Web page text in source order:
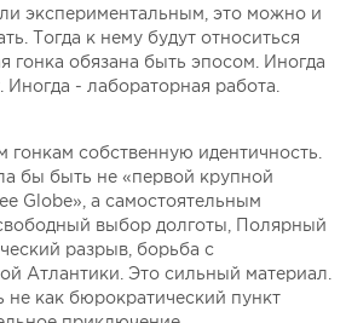
экспериментальным, это можно и
Тогда к нему будут относиться
гонка обязана быть эпосом. Иногда
Иногда - лабораторная работа.
гонкам собственную идентичность.
бы быть не «первой крупной
Globe», а самостоятельным
выбор долготы, Полярный
разрыв, борьба с
Атлантики. Это сильный материал.
не как бюрократический пункт